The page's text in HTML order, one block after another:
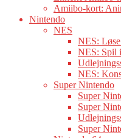
Amiibo-kort:
Nintendo
NES
NES:
NES: Spil
NES:
Super Nintendo
Super
Super
Super